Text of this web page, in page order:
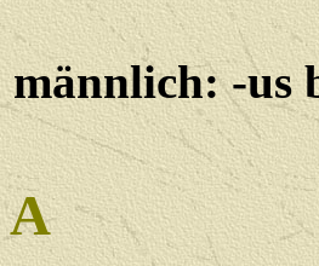
männlich: -us
A